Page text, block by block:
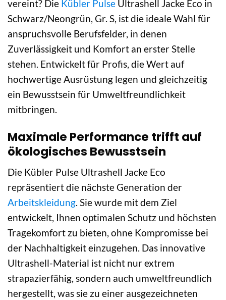
vereint? Die Kübler Pulse Ultrashell Jacke Eco in
Schwarz/Neongrün, Gr. S, ist die ideale Wahl für
anspruchsvolle Berufsfelder, in denen
Zuverlässigkeit und Komfort an erster Stelle
stehen. Entwickelt für Profis, die Wert auf
hochwertige Ausrüstung legen und gleichzeitig
ein Bewusstsein für Umweltfreundlichkeit
mitbringen.
Maximale Performance trifft auf
ökologisches Bewusstsein
Die Kübler Pulse Ultrashell Jacke Eco
repräsentiert die nächste Generation der
Arbeitskleidung. Sie wurde mit dem Ziel
entwickelt, Ihnen optimalen Schutz und höchsten
Tragekomfort zu bieten, ohne Kompromisse bei
der Nachhaltigkeit einzugehen. Das innovative
Ultrashell-Material ist nicht nur extrem
strapazierfähig, sondern auch umweltfreundlich
hergestellt, was sie zu einer ausgezeichneten